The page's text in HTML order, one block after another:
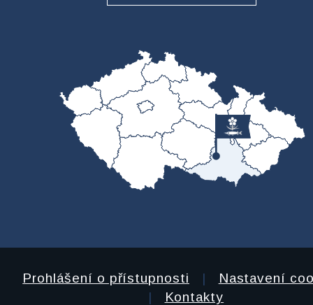
Prohlášení o přístupnosti |
Nastavení
|
Kontakty